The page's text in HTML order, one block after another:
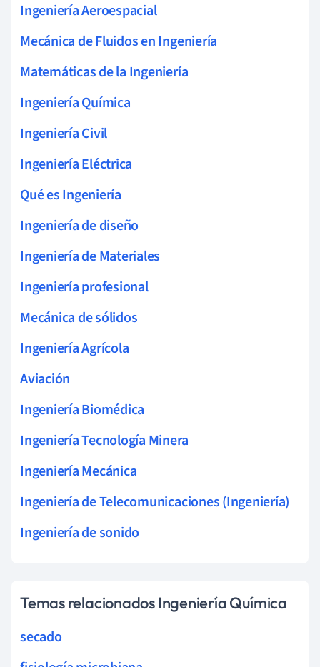
Ingeniería Aeroespacial
Mecánica de Fluidos en Ingeniería
Matemáticas de la Ingeniería
Ingeniería Química
Ingeniería Civil
Ingeniería Eléctrica
Qué es Ingeniería
Ingeniería de diseño
Ingeniería de Materiales
Ingeniería profesional
Mecánica de sólidos
Ingeniería Agrícola
Aviación
Ingeniería Biomédica
Ingeniería Tecnología Minera
Ingeniería Mecánica
Ingeniería de Telecomunicaciones (Ingeniería)
Ingeniería de sonido
Temas relacionados Ingeniería Química
secado